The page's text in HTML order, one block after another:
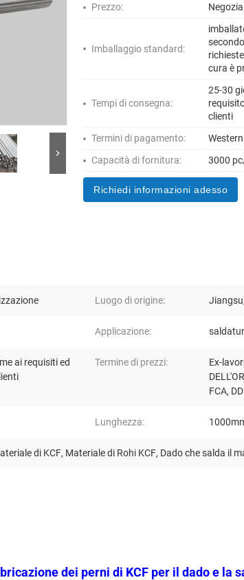
Prezzo:
Imballaggio standard:
cura è
Tempi di consegna:
25-30
clienti
Termini di pagamento:
Capacità di fornitura:
3000
Richiedi informazioni adesso
Luogo di origine:
Applicazione:
ai requisiti ed
Termine di prezzi:
Ex-
FCA,
Lunghezza:
di KCF, Materiale di Rohi KCF, Dado che salda il
dei perni di KCF per il dado e la